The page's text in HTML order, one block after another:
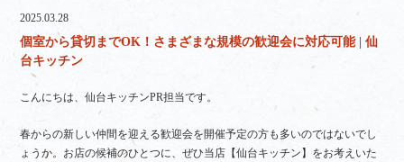
2025.03.28
個室から貸切までOK！さまざまな規模の歓迎会に対応可能 | 仙
台キッチン
こんにちは、仙台キッチンPR担当です。
春からの新しい仲間を迎える歓迎会を開催予定の方も多いのではないでし
ょうか。お店の候補のひとつに、ぜひ当店【仙台キッチン】をお考えいた